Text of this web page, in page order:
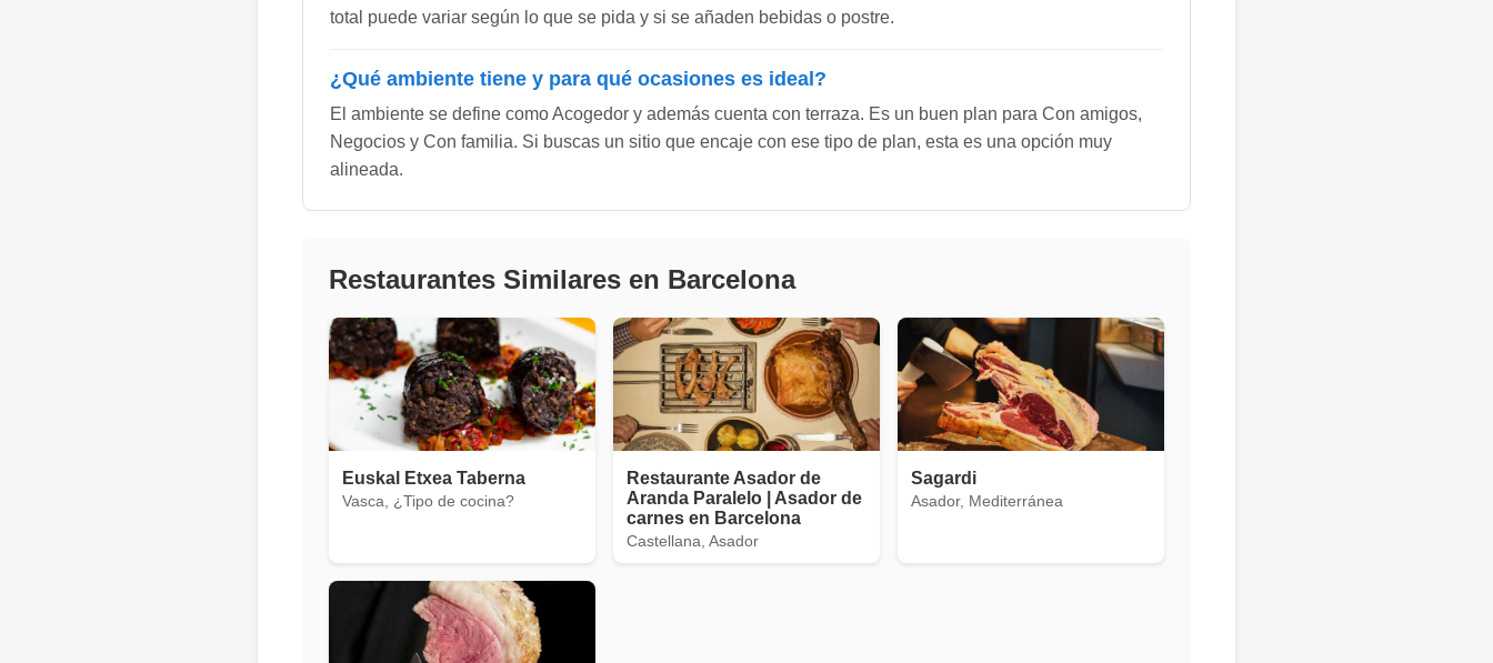
total puede variar según lo que se pida y si se añaden bebidas o postre.
¿Qué ambiente tiene y para qué ocasiones es ideal?
El ambiente se define como Acogedor y además cuenta con terraza. Es un buen plan para Con amigos,
Negocios y Con familia. Si buscas un sitio que encaje con ese tipo de plan, esta es una opción muy
alineada.
Restaurantes Similares en Barcelona
Euskal Etxea Taberna
Vasca, ¿Tipo de cocina?
Restaurante Asador de
Aranda Paralelo | Asador de
carnes en Barcelona
Castellana, Asador
Sagardi
Asador, Mediterránea